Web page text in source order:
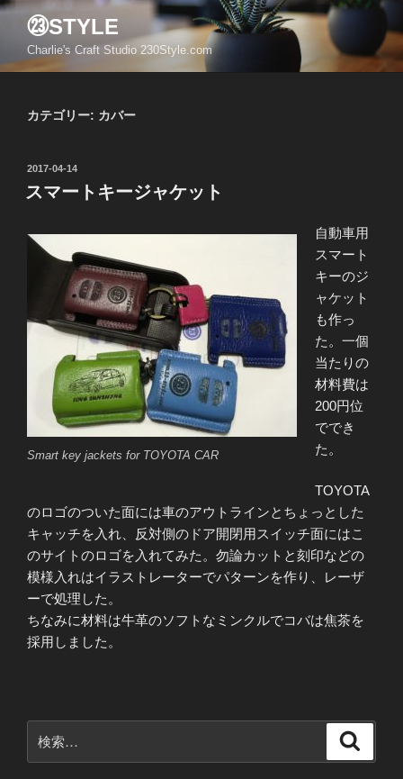
コ
ン
㉓STYLE
Charlie's Craft Studio 230Style.com
カテゴリー: カバー
投
稿
日:
2017-04-14
スマートキージャケット
Smart key jackets for TOYOTA CAR
自動車用
スマート
キーのジ
ャケット
も作っ
た。一個
当たりの
材料費は
200円位
ででき
た。
TOYOTA
のロゴのついた面には車のアウトラインとちょっとした
キャッチを入れ、反対側のドア開閉用スイッチ面にはこ
のサイトのロゴを入れてみた。勿論カットと刻印などの
模様入れはイラストレーターでパターンを作り、レーザ
ーで処理した。
ちなみに材料は牛革のソフトなミンクルでコバは焦茶を
採用しました。
索: